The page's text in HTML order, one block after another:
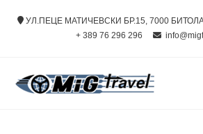
УЛ.ПЕЦЕ МАТИЧЕВСКИ БР.15, 7000
+ 389 76 296 296